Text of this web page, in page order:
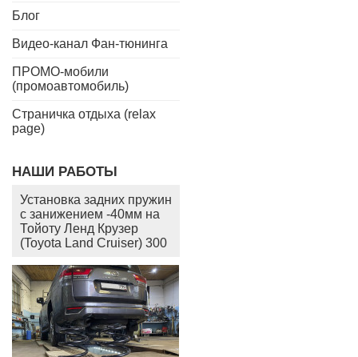
Блог
Видео-канал Фан-тюнинга
ПРОМО-мобили
(промоавтомобиль)
Страничка отдыха (relax
page)
НАШИ РАБОТЫ
Установка задних пружин
с занижением -40мм на
Тойоту Ленд Крузер
(Toyota Land Cruiser) 300